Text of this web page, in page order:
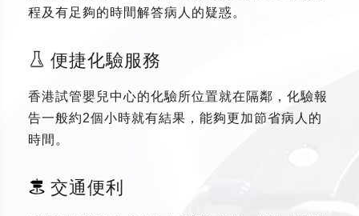
程及有足夠的時間解答病人的疑惑。
便捷化驗服務
香港試管嬰兒中心的化驗所位置就在隔鄰，化驗報
告一般約2個小時就有結果，能夠更加節省病人的
時間。
交通便利